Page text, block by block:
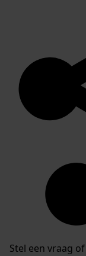
Inventaris
en
Stel een vraag